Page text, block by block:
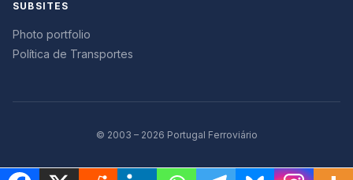
SUBSITES
Photo portfolio
Política de Transportes
© 2003 – 2026 Portugal Ferroviário